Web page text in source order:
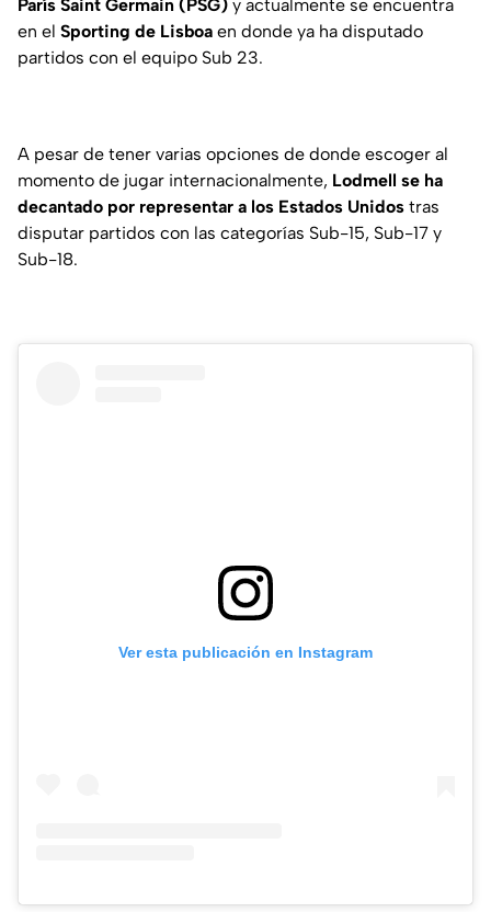
París Saint Germain (PSG) y actualmente se encuentra
en el Sporting de Lisboa en donde ya ha disputado
partidos con el equipo Sub 23.
A pesar de tener varias opciones de donde escoger al
momento de jugar internacionalmente, Lodmell se ha
decantado por representar a los Estados Unidos tras
disputar partidos con las categorías Sub-15, Sub-17 y
Sub-18.
Ver esta publicación en Instagram